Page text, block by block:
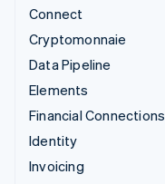
Connect
Cryptomonnaie
Data Pipeline
Elements
Financial Connections
Identity
Invoicing